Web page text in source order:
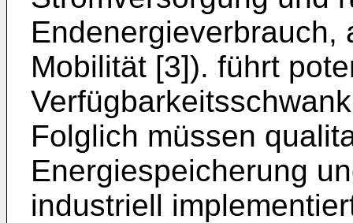
Endenergieverbrauch,
Mobilität [3]). führt
Folglich müssen
Energiespeicherung
industriell